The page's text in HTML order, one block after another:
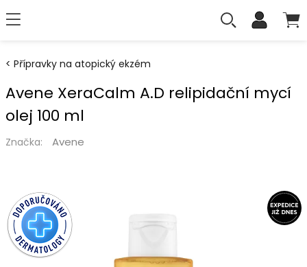
Přípravky na atopický ekzém
Avene XeraCalm A.D relipidační mycí
olej 100 ml
Značka: Avene